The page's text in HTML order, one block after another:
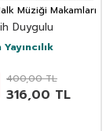
Müziği Makamları
Duygulu
Yayıncılık
400,00TL
316,00 TL